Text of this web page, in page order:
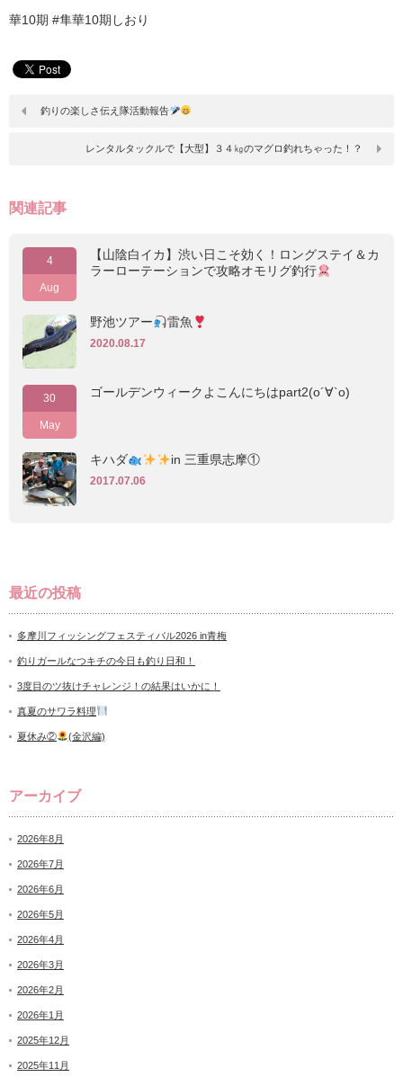
華10期 #隼華10期しおり
釣りの楽しさ伝え隊活動報告
レンタルタックルで【大型】３４㎏のマグロ釣れちゃった！？
関連記事
4
Aug
【山陰白イカ】渋い日こそ効く！ロングステイ＆カ
ラーローテーションで攻略オモリグ釣行
野池ツアー 雷魚
2020.08.17
30
May
ゴールデンウィークよこんにちはpart2(о´∀`о)
キハダ in 三重県志摩①
2017.07.06
最近の投稿
多摩川フィッシングフェスティバル2026 in青梅
釣りガールなつキチの今日も釣り日和！
3度目のツ抜けチャレンジ！の結果はいかに！
真夏のサワラ料理
夏休み② (金沢編)
アーカイブ
2026年8月
2026年7月
2026年6月
2026年5月
2026年4月
2026年3月
2026年2月
2026年1月
2025年12月
2025年11月